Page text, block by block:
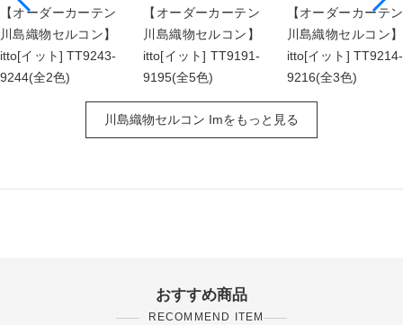
【オーダーカーテン
川島織物セルコン】
itto[イット] TT9243-
9244(全2色)
【オーダーカーテン
川島織物セルコン】
itto[イット] TT9191-
9195(全5色)
【オーダーカーテン
川島織物セルコン】
itto[イット] TT9214-
9216(全3色)
川島織物セルコン Imをもっと見る
おすすめ商品
RECOMMEND ITEM